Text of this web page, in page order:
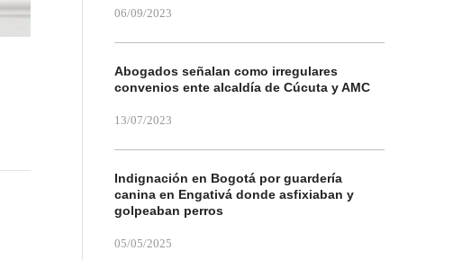
06/09/2023
Abogados señalan como irregulares
convenios ente alcaldía de Cúcuta y AMC
13/07/2023
Indignación en Bogotá por guardería
canina en Engativá donde asfixiaban y
golpeaban perros
05/05/2025